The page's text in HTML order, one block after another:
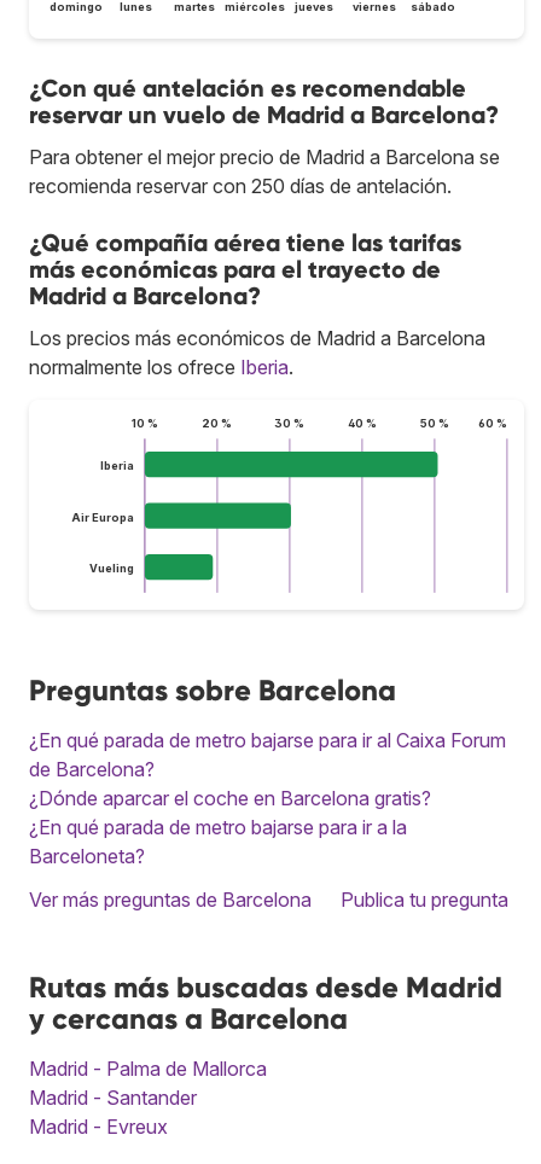
domingo lunes martes miércoles jueves viernes sábado
¿Con qué antelación es recomendable
reservar un vuelo de Madrid a Barcelona?
Para obtener el mejor precio de Madrid a Barcelona se
recomienda reservar con 250 días de antelación.
¿Qué compañía aérea tiene las tarifas
más económicas para el trayecto de
Madrid a Barcelona?
Los precios más económicos de Madrid a Barcelona
normalmente los ofrece Iberia.
10 % 20 % 30 % 40 % 50 % 60 %
Iberia
Air Europa
Vueling
Preguntas sobre Barcelona
¿En qué parada de metro bajarse para ir al Caixa Forum
de Barcelona?
¿Dónde aparcar el coche en Barcelona gratis?
¿En qué parada de metro bajarse para ir a la
Barceloneta?
Ver más preguntas de Barcelona
Publica tu pregunta
Rutas más buscadas desde Madrid
y cercanas a Barcelona
Madrid - Palma de Mallorca
Madrid - Santander
Madrid - Evreux